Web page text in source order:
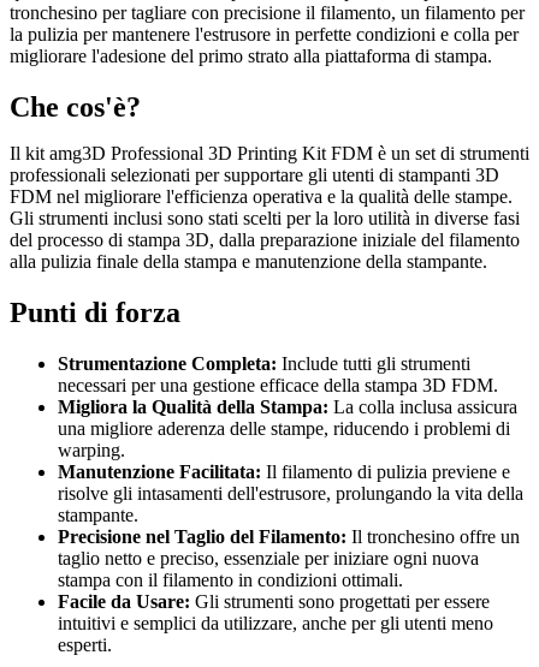
tronchesino per tagliare con precisione il filamento, un filamento per
la pulizia per mantenere l'estrusore in perfette condizioni e colla per
migliorare l'adesione del primo strato alla piattaforma di stampa.
Che cos'è?
Il kit amg3D Professional 3D Printing Kit FDM è un set di strumenti
professionali selezionati per supportare gli utenti di stampanti 3D
FDM nel migliorare l'efficienza operativa e la qualità delle stampe.
Gli strumenti inclusi sono stati scelti per la loro utilità in diverse fasi
del processo di stampa 3D, dalla preparazione iniziale del filamento
alla pulizia finale della stampa e manutenzione della stampante.
Punti di forza
Strumentazione Completa: Include tutti gli strumenti
necessari per una gestione efficace della stampa 3D FDM.
Migliora la Qualità della Stampa: La colla inclusa assicura
una migliore aderenza delle stampe, riducendo i problemi di
warping.
Manutenzione Facilitata: Il filamento di pulizia previene e
risolve gli intasamenti dell'estrusore, prolungando la vita della
stampante.
Precisione nel Taglio del Filamento: Il tronchesino offre un
taglio netto e preciso, essenziale per iniziare ogni nuova
stampa con il filamento in condizioni ottimali.
Facile da Usare: Gli strumenti sono progettati per essere
intuitivi e semplici da utilizzare, anche per gli utenti meno
esperti.